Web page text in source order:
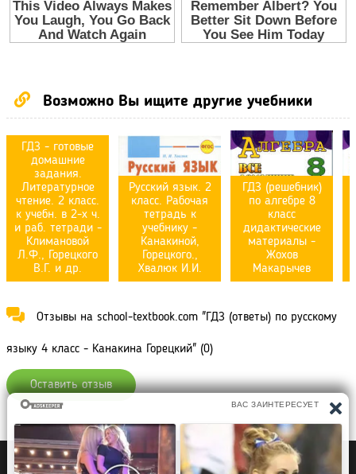
Возможно Вы ищите другие учебники
ГДЗ - готовые
домашние
задания.
Литературное
чтение. 2 класс.
к учебн. в 2-х ч.
и раб. тетради -
Климановой
Л.Ф., Горецкого
В.Г. и др.
Русский язык. 2
класс. Рабочая
тетрадь к
учебнику -
Канакиной,
Горецкого.,
Хвалюк И.И.
ГДЗ (решебник)
по алгебре 8
класс
дидактические
материалы -
Жохов
Макарычев
Отзывы на school-textbook.com "ГДЗ (ответы) по русскому
языку 4 класс - Канакина Горецкий" (0)
Оставить отзыв